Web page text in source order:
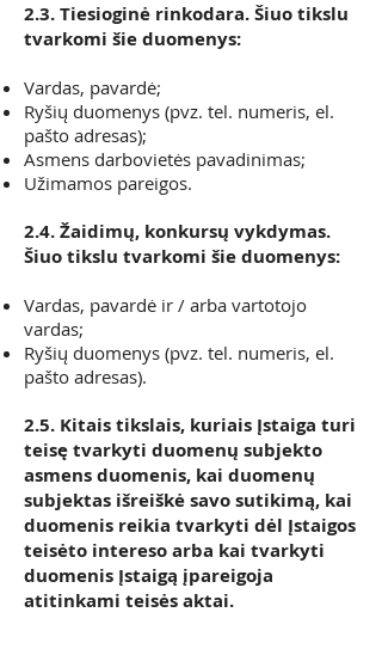
2.3. Tiesioginė rinkodara. Šiuo tikslu
tvarkomi šie duomenys:
Vardas, pavardė;
Ryšių duomenys (pvz. tel. numeris, el.
pašto adresas);
Asmens darbovietės pavadinimas;
Užimamos pareigos.
2.4. Žaidimų, konkursų vykdymas.
Šiuo tikslu tvarkomi šie duomenys:
Vardas, pavardė ir / arba vartotojo
vardas;
Ryšių duomenys (pvz. tel. numeris, el.
pašto adresas).
2.5. Kitais tikslais, kuriais Įstaiga turi
teisę tvarkyti duomenų subjekto
asmens duomenis, kai duomenų
subjektas išreiškė savo sutikimą, kai
duomenis reikia tvarkyti dėl Įstaigos
teisėto intereso arba kai tvarkyti
duomenis Įstaigą įpareigoja
atitinkami teisės aktai.